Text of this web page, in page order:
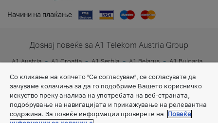
Начини на плаќање
Дознај повеќе за A1 Telekom Austria Group
A1 Austria A1 Croatia A1 Serbia A1 Belarus
A1 Bulgaria
Со кликање на копчето "Се согласувам", се согласувате да
зачуваме колачиња за да го подобриме Вашето корисничко
искуство преку анализа на употребата на веб-страната,
подобрување на навигацијата и прикажување на релевантна
содржина. За повеќе информации проверете на
Повеќе